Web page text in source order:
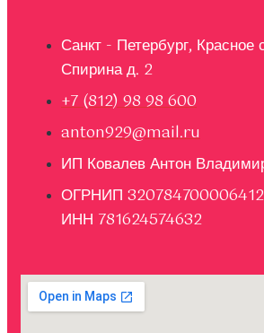
Санкт - Петербург, Красное
Спирина д. 2
+7 (812) 98 98 600
anton929@mail.ru
ИП Ковалев Антон
ОГРНИП 320784700006412
ИНН 781624574632